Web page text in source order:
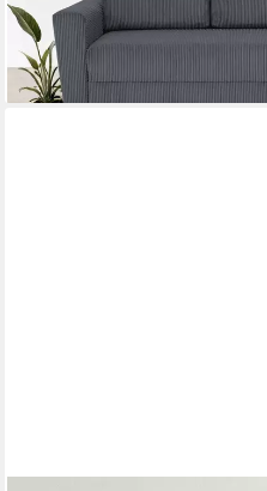
-34%
lieferbar - in 3-5 Werktagen bei dir